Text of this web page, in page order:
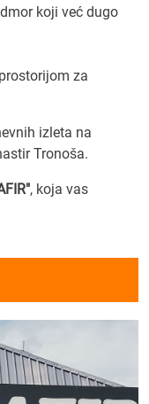
koji već dugo
za
izleta na
Tronoša.
, koja vas